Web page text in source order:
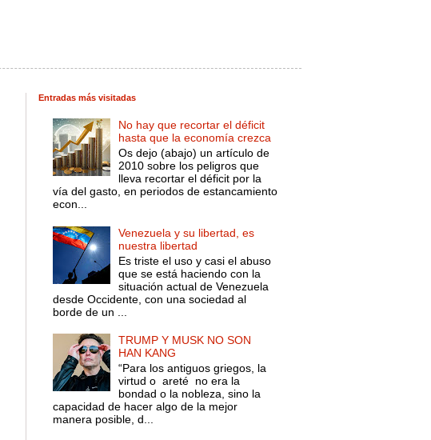
Entradas más visitadas
No hay que recortar el déficit
hasta que la economía crezca
Os dejo (abajo) un artículo de
2010 sobre los peligros que
lleva recortar el déficit por la
vía del gasto, en periodos de estancamiento
econ...
Venezuela y su libertad, es
nuestra libertad
Es triste el uso y casi el abuso
que se está haciendo con la
situación actual de Venezuela
desde Occidente, con una sociedad al
borde de un ...
TRUMP Y MUSK NO SON
HAN KANG
“Para los antiguos griegos, la
virtud o areté no era la
bondad o la nobleza, sino la
capacidad de hacer algo de la mejor
manera posible, d...